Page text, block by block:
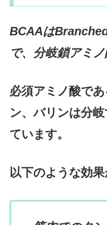
BCAAは
で、分岐鎖アミノ
必須アミノ酸で
ン、バリンは分
ています。
以下のような効果